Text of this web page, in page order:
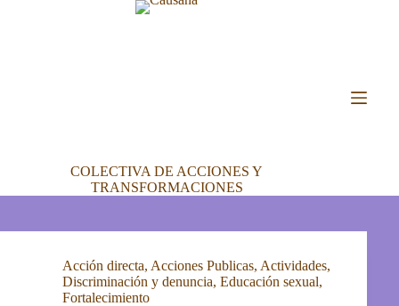
COLECTIVA DE ACCIONES Y
TRANSFORMACIONES
Acción directa, Acciones Publicas, Actividades,
Discriminación y denuncia, Educación sexual,
Fortalecimiento